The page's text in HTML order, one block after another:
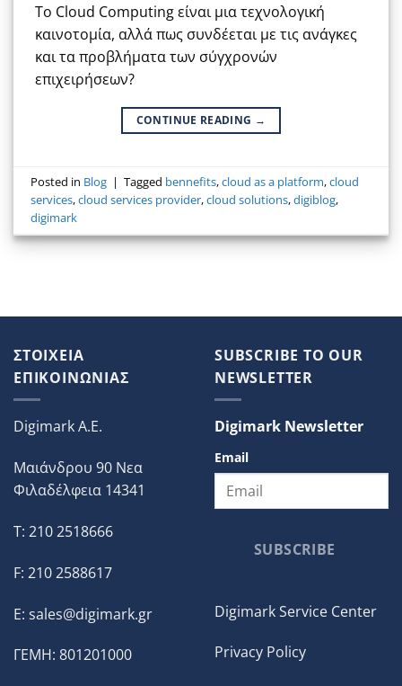
Το Cloud Computing είναι μια τεχνολογική
καινοτομία, αλλά πως συνδέεται με τις ανάγκες
και τα προβλήματα των σύγχρονών
επιχειρήσεων?
CONTINUE READING →
Posted in Blog | Tagged bennefits,cloud as a platform,cloud
services,cloud services provider,cloud solutions,digiblog,
digimark
ΣΤΟΙΧΕΙΑ
ΕΠΙΚΟΙΝΩΝΙΑΣ
Digimark A.E.
Μαιάνδρου 90 Νεα
Φιλαδέλφεια 14341
T: 210 2518666
F: 210 2588617
E: sales@digimark.gr
ΓΕΜΗ: 801201000
SUBSCRIBE TO OUR
NEWSLETTER
Digimark Newsletter
Email
SUBSCRIBE
Digimark Service Center
Privacy Policy